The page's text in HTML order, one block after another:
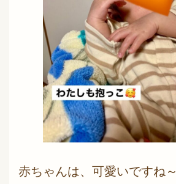
赤ちゃんは、可愛いですね～